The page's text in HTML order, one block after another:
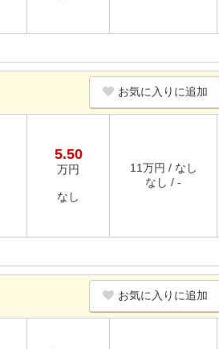
お気に入りに追加
5.50
万円
なし
11万円 / なし
なし / -
お気に入りに追加